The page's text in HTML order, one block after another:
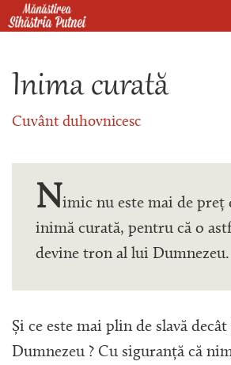
Mergi la conţinutul principal
Inima curată
Cuvânt duhovnicesc
Nimic nu este mai de preț
inimă curată, pentru că o
devine tron al lui Dumnezeu.
Și ce este mai plin de slavă
Dumnezeu ? Cu siguranță că